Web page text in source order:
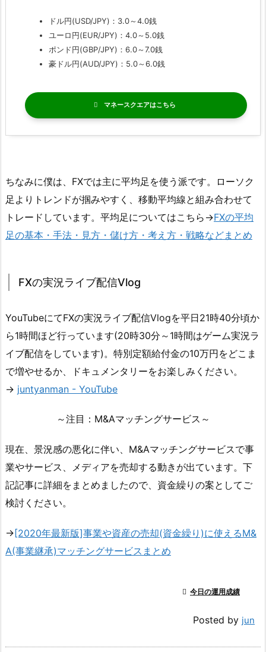
ドル円(USD/JPY)：3.0～4.0銭
ユーロ円(EUR/JPY)：4.0～5.0銭
ポンド円(GBP/JPY)：6.0～7.0銭
豪ドル円(AUD/JPY)：5.0～6.0銭
マネースクエア
ちなみに僕は、FXでは主に平均足を使う派です。ローソク
足よりトレンドが掴みやすく、移動平均線と組み合わせて
トレードしています。平均足についてはこちら→FXの平均
足の基本・手法・見方・儲け方・考え方・戦略などまとめ
FXの実況ライブ配信Vlog
YouTubeにてFXの実況ライブ配信Vlogを平日21時40分頃か
ら1時間ほど行っています(20時30分～1時間はゲーム実況ラ
イブ配信をしています)。特別定額給付金の10万円をどこま
で増やせるか、ドキュメンタリーをお楽しみください。
→ juntyanman - YouTube
～注目：M&Aマッチングサービス～
現在、景況感の悪化に伴い、M&Aマッチングサービスで事
業やサービス、メディアを売却する動きが出ています。下
記記事に詳細をまとめましたので、資金繰りの案としてご
検討ください。
→ [2020年最新版]事業や資産の売却(資金繰り)に使えるM&
A(事業継承)マッチングサービスまとめ
 今日の運用成績
Posted by jun